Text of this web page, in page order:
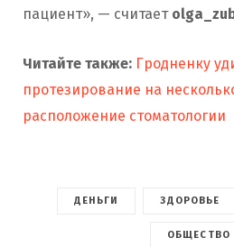
пациент», — считает
Читайте также: Гродненку
протезирование на
расположение стоматологии
ДЕНЬГИ ЗДОРОВЬЕ
ОБЩЕСТВО